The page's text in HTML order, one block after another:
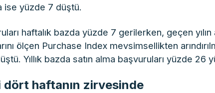
ise yüzde 7 düştü.
haftalık bazda yüzde 7 gerilerken, geçen yılın
ölçen Purchase Index mevsimsellikten
Yıllık bazda satın alma başvuruları yüzde 26
haftanın zirvesinde